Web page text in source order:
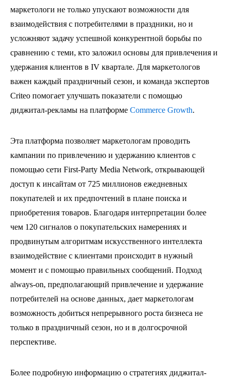
маркетологи не только упускают возможности для
взаимодействия с потребителями в праздники, но и
усложняют задачу успешной конкурентной борьбы по
сравнению с теми, кто заложил основы для привлечения и
удержания клиентов в IV квартале. Для маркетологов
важен каждый праздничный сезон, и команда экспертов
Criteo помогает улучшать показатели с помощью
диджитал-рекламы на платформе Commerce Growth.
Эта платформа позволяет маркетологам проводить
кампании по привлечению и удержанию клиентов с
помощью сети First-Party Media Network, открывающей
доступ к инсайтам от 725 миллионов ежедневных
покупателей и их предпочтений в плане поиска и
приобретения товаров. Благодаря интерпретации более
чем 120 сигналов о покупательских намерениях и
продвинутым алгоритмам искусственного интеллекта
взаимодействие с клиентами происходит в нужный
момент и с помощью правильных сообщений. Подход
always-on, предполагающий привлечение и удержание
потребителей на основе данных, дает маркетологам
возможность добиться непрерывного роста бизнеса не
только в праздничный сезон, но и в долгосрочной
перспективе.
Более подробную информацию о стратегиях диджитал-